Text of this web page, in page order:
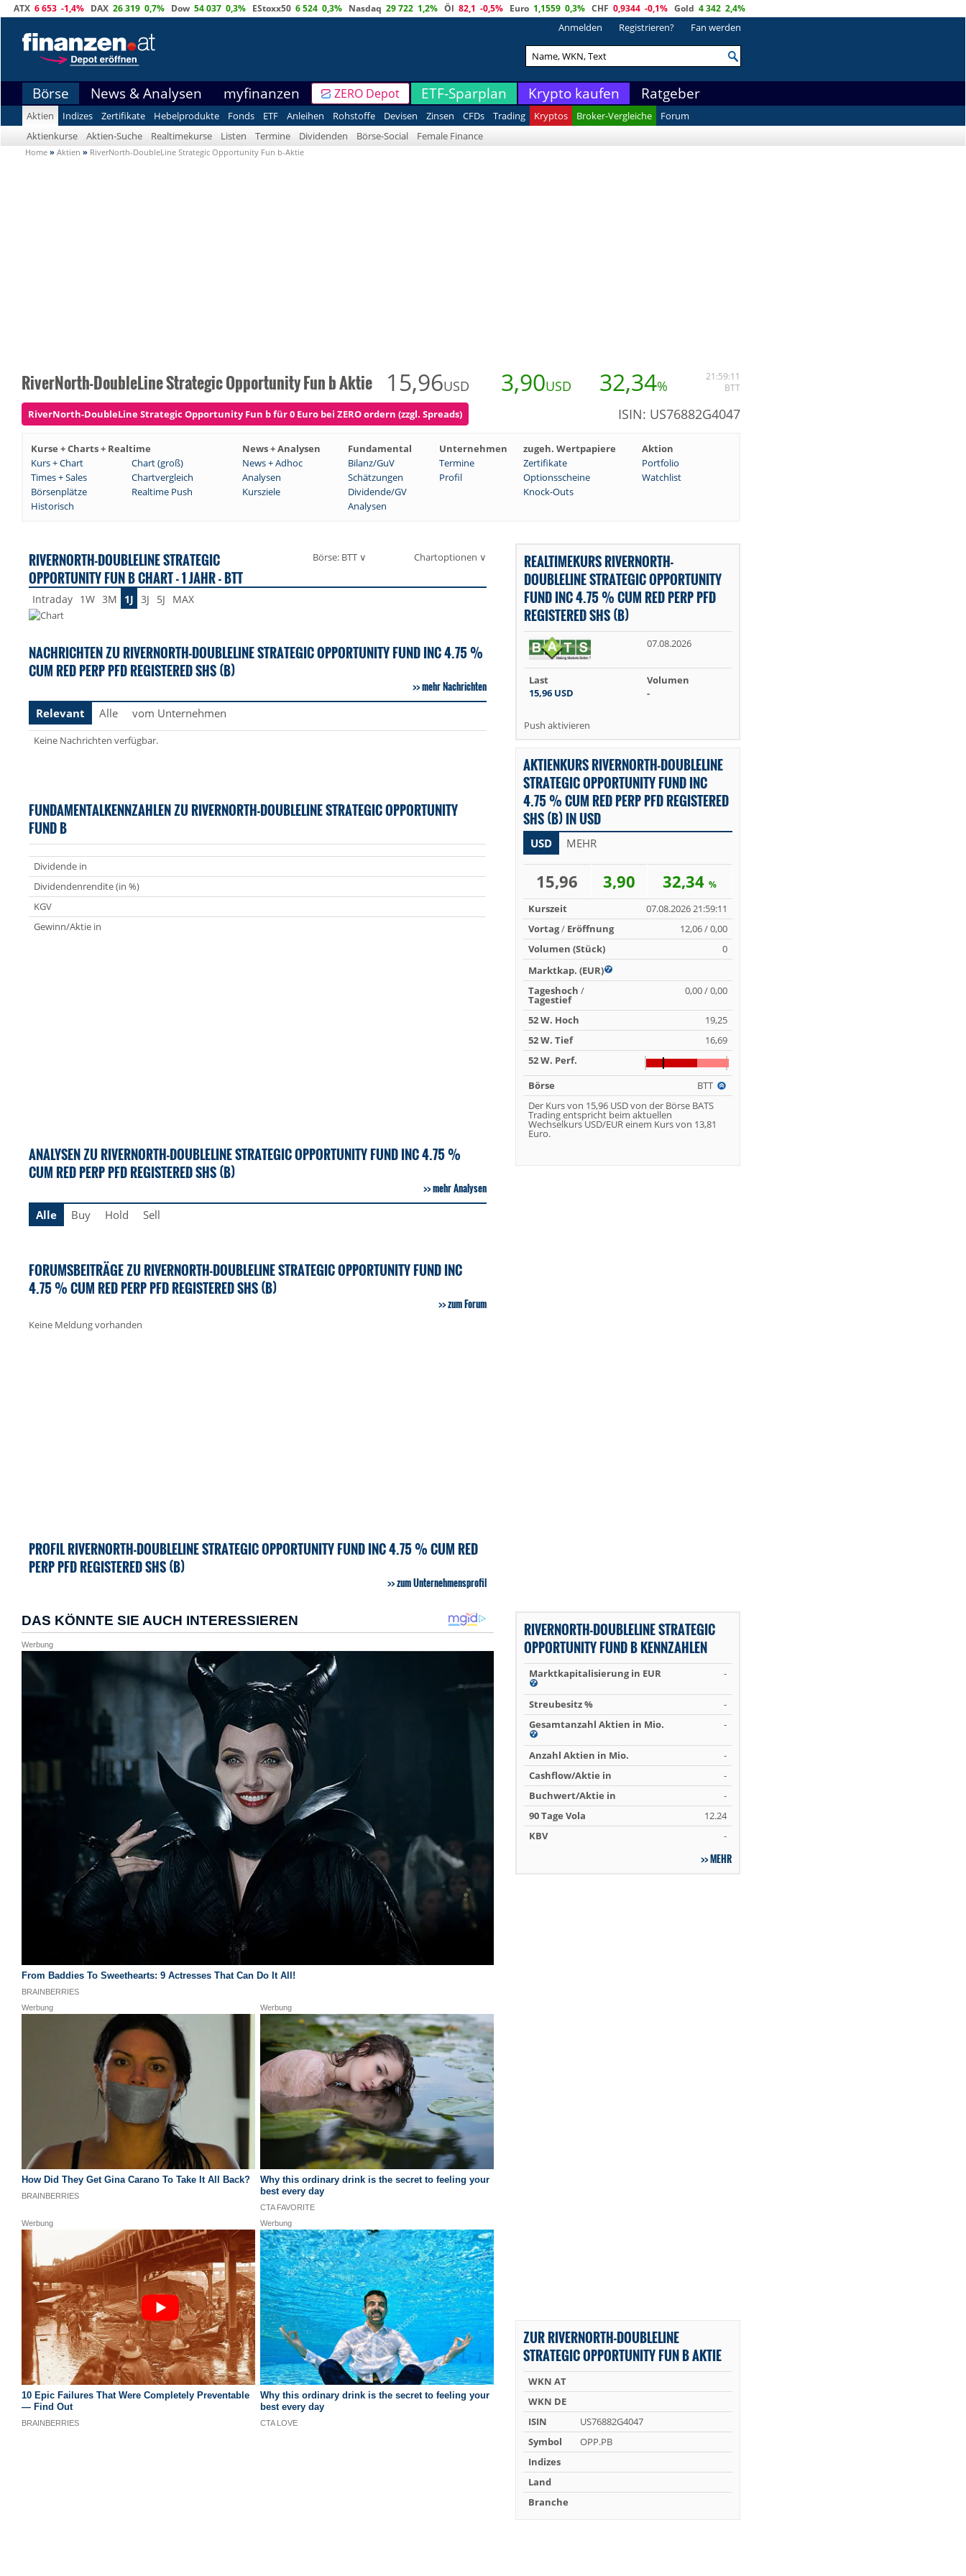
ATX 6 653 -1,4% DAX 26 319 0,7% Dow 54 037 0,3% EStoxx50 6 524 0,3% Nasdaq 29 722 1,2% Öl 82,1 -0,5% Euro 1,1559 0,3% CHF 0,9344 -0,1% Gold 4 342 2,4%
Anmelden Registrieren? Fan werden
Börse News & Analysen myfinanzen ZERO Depot ETF-Sparplan Krypto kaufen Ratgeber
Aktien Indizes Zertifikate Hebelprodukte Fonds ETF Anleihen Rohstoffe Devisen Zinsen CFDs Trading Kryptos Broker-Vergleiche
Forum
Aktienkurse
Aktien-Suche Realtimekurse Listen Termine Dividenden Börse-Social Female Finance
Home » Aktien » RiverNorth-DoubleLine Strategic Opportunity Fun b-Aktie
RiverNorth-DoubleLine Strategic Opportunity Fun b Aktie 15,96USD 3,90USD 32,34%
21:59:11
BTT
RiverNorth-DoubleLine Strategic Opportunity Fun b für 0 Euro bei ZERO ordern (zzgl. Spreads) ISIN: US76882G4047
Kurse + Charts + Realtime News + Analysen Fundamental Unternehmen zugeh. Wertpapiere
Aktion
Kurs + Chart
Chart (groß) News + Adhoc Bilanz/GuV Termine Zertifikate
Portfolio
Times + Sales
Chartvergleich Analysen Schätzungen Profil Optionsscheine
Watchlist
Börsenplätze
Realtime Push Kursziele Dividende/GV
Knock-Outs
Historisch
Analysen
RIVERNORTH-DOUBLELINE STRATEGIC
OPPORTUNITY FUN B CHART - 1 JAHR - BTT
Börse: BTT ∨ Chartoptionen ∨
Intraday 1W 3M 1J 3J 5J MAX
NACHRICHTEN ZU RIVERNORTH-DOUBLELINE STRATEGIC OPPORTUNITY FUND INC 4.75 %
CUM RED PERP PFD REGISTERED SHS (B)
mehr Nachrichten
Relevant
Alle vom Unternehmen
Keine Nachrichten verfügbar.
FUNDAMENTALKENNZAHLEN ZU RIVERNORTH-DOUBLELINE STRATEGIC OPPORTUNITY
FUND B
Dividende in
Dividendenrendite (in %)
KGV
Gewinn/Aktie in
ANALYSEN ZU RIVERNORTH-DOUBLELINE STRATEGIC OPPORTUNITY FUND INC 4.75 %
CUM RED PERP PFD REGISTERED SHS (B)
mehr Analysen
Alle
Buy Hold Sell
FORUMSBEITRÄGE ZU RIVERNORTH-DOUBLELINE STRATEGIC OPPORTUNITY FUND INC
4.75 % CUM RED PERP PFD REGISTERED SHS (B)
zum Forum
Keine Meldung vorhanden
PROFIL RIVERNORTH-DOUBLELINE STRATEGIC OPPORTUNITY FUND INC 4.75 % CUM RED
PERP PFD REGISTERED SHS (B)
zum Unternehmensprofil
REALTIMEKURS RIVERNORTH-
DOUBLELINE STRATEGIC OPPORTUNITY
FUND INC 4.75 % CUM RED PERP PFD
REGISTERED SHS (B)
07.08.2026
Last
15,96 USD
Volumen
-
Push aktivieren
AKTIENKURS RIVERNORTH-DOUBLELINE
STRATEGIC OPPORTUNITY FUND INC
4.75 % CUM RED PERP PFD REGISTERED
SHS (B) IN USD
USD MEHR
15,96 3,90 32,34 %
Kurszeit
07.08.2026 21:59:11
Vortag/ Eröffnung
12,06 / 0,00
Volumen (Stück)
0
Marktkap. (EUR)
Tageshoch /
Tagestief
0,00 / 0,00
52 W. Hoch
19,25
52 W. Tief
16,69
52 W. Perf.
Börse
BTT
Der Kurs von 15,96 USD von der Börse BATS
Trading entspricht beim aktuellen
Wechselkurs USD/EUR einem Kurs von 13,81
Euro.
RIVERNORTH-DOUBLELINE STRATEGIC
OPPORTUNITY FUND B KENNZAHLEN
Marktkapitalisierung in EUR -
Streubesitz %
-
Gesamtanzahl Aktien in Mio.
-
Anzahl Aktien in Mio.
-
Cashflow/Aktie in
-
Buchwert/Aktie in
-
90 Tage Vola
12.24
KBV
-
MEHR
ZUR RIVERNORTH-DOUBLELINE
STRATEGIC OPPORTUNITY FUN B AKTIE
WKN AT
WKN DE
ISIN
US76882G4047
Symbol
OPP.PB
Indizes
Land
Branche